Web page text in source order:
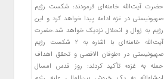
حضرت آیت‌الله خامنه‌ای فرمودند: شکست رژیم
صهیونیستی در غزه ادامه پیدا خواهد کرد و این
رژیم به زوال و انحلال نزدیک خواهد شد.حضرت
آیت‌الله خامنه‌ای با اشاره به ۲ شکست رژیم
صهیونیستی در «طوفان‌ الاقصی و تحقق اهداف
حمله به غزه» تأکید کردند: روز قدس امسال